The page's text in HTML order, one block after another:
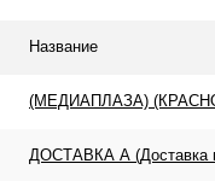
Название
(МЕДИАПЛАЗА)
ДОСТАВКА А (Доставка